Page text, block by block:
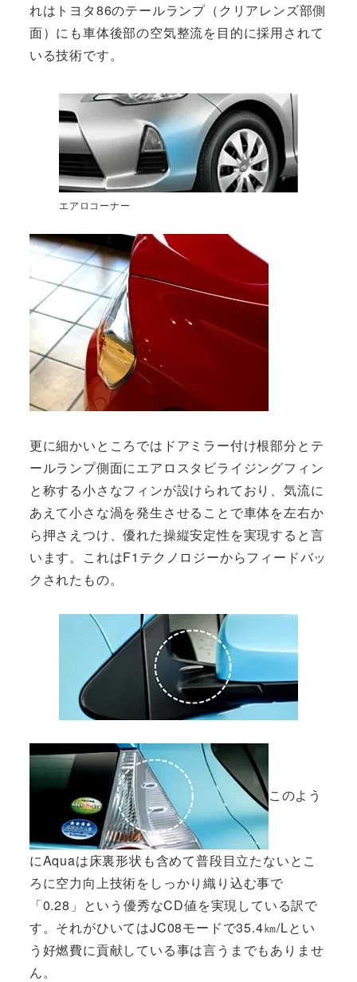
れはトヨタ86のテールランプ（クリアレンズ部側
面）にも車体後部の空気整流を目的に採用されて
いる技術です。
エアロコーナー
更に細かいところではドアミラー付け根部分とテ
ールランプ側面にエアロスタビライジングフィン
と称する小さなフィンが設けられており、気流に
あえて小さな渦を発生させることで車体を左右か
ら押さえつけ、優れた操縦安定性を実現すると言
います。これはF1テクノロジーからフィードバッ
クされたもの。
このよう
にAquaは床裏形状も含めて普段目立たないとこ
ろに空力向上技術をしっかり織り込む事で
「0.28」という優秀なCD値を実現している訳で
す。それがひいてはJC08モードで35.4㎞/Lとい
う好燃費に貢献している事は言うまでもありませ
ん。